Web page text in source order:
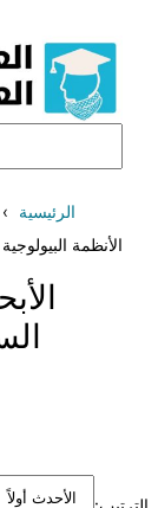
المحتوى
الرئيسية
الأنظمة البيولوجية